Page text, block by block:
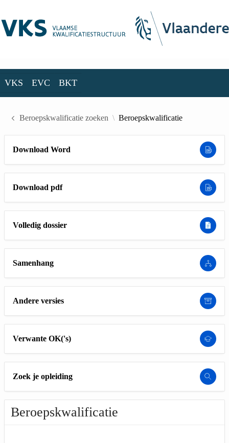
VKS EVC BKT
Beroepskwalificatie zoeken Beroepskwalificatie
Download Word
Download pdf
Volledig dossier
Samenhang
Andere versies
Verwante OK('s)
Zoek je opleiding
Beroepskwalificatie